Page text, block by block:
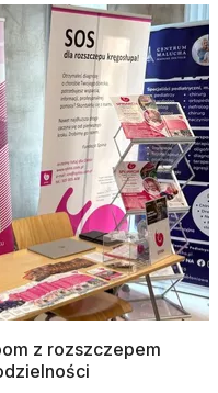
z rozszczepem